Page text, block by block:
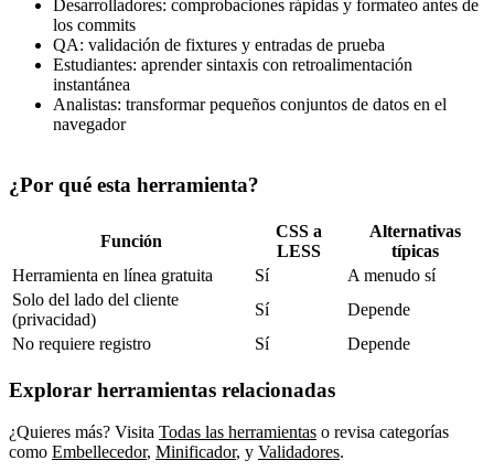
Desarrolladores: comprobaciones rápidas y formateo antes de
los commits
QA: validación de fixtures y entradas de prueba
Estudiantes: aprender sintaxis con retroalimentación
instantánea
Analistas: transformar pequeños conjuntos de datos en el
navegador
¿Por qué esta herramienta?
Función
CSS a
LESS
Alternativas
típicas
Herramienta en línea gratuita
Sí
A menudo sí
Solo del lado del cliente
(privacidad)
Sí
Depende
No requiere registro
Sí Depende
Explorar herramientas relacionadas
¿Quieres más? Visita Todas las herramientas o revisa categorías
como Embellecedor, Minificador, y Validadores.